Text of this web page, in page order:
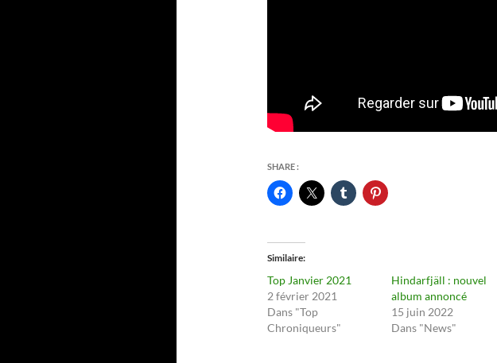
SHARE :
Similaire
Top Janvier 2021
2 février 2021
Dans "Top
Chroniqueurs"
Hindarfjäll : nouvel
album annoncé
15 juin 2022
Dans "News"